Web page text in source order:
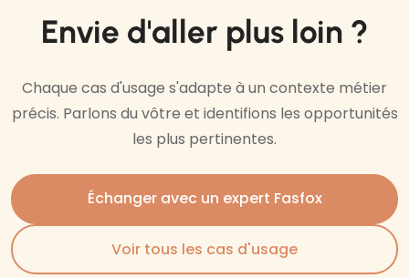
Envie d'aller plus loin ?
Chaque cas d'usage s'adapte à un contexte métier
précis. Parlons du vôtre et identifions les opportunités
les plus pertinentes.
Échanger avec un expert Fasfox
Voir tous les cas d'usage